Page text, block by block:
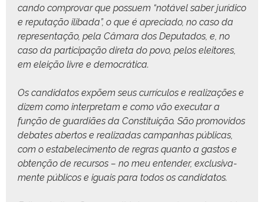
can­do com­pro­var que pos­suem “notáv­el saber jurídi­co
e rep­utação iliba­da”, o que é apre­ci­a­do, no caso da
rep­re­sen­tação, pela Câmara dos Dep­uta­dos, e, no
caso da par­tic­i­pação dire­ta do povo, pelos eleitores,
em eleição livre e democrática.
Os can­didatos expõem seus cur­rícu­los e real­iza­ções e
dizem como inter­pre­tam e como vão exe­cu­tar a
função de guardiães da Con­sti­tu­ição. São pro­movi­dos
debates aber­tos e real­izadas cam­pan­has públi­cas,
com o esta­b­elec­i­men­to de regras quan­to a gas­tos e
obtenção de recur­sos – no meu enten­der, exclu­si­va­
mente públi­cos e iguais para todos os candidatos.